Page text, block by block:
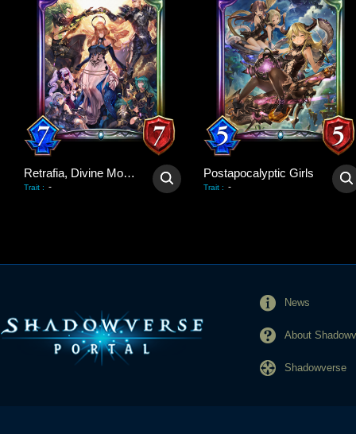
Retrafia, Divine Mother
Trait : -
Postapocalyptic Girls
Trait : -
News
About
Shadowverse